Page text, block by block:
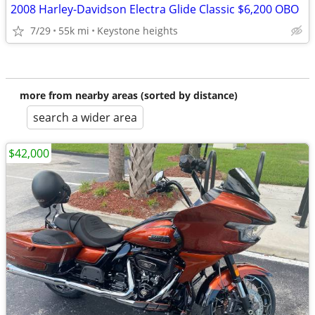
2008 Harley-Davidson Electra Glide Classic $6,200 OBO
7/29 55k mi Keystone heights
more from nearby areas (sorted by distance)
search a wider area
$42,000